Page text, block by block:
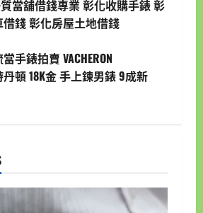
當舖借錢專業 彰化收購手錶 彰
錢 彰化房屋土地借錢
手錶拍賣 VACHERON
丹頓 18K金 手上鍊男錶 9成新